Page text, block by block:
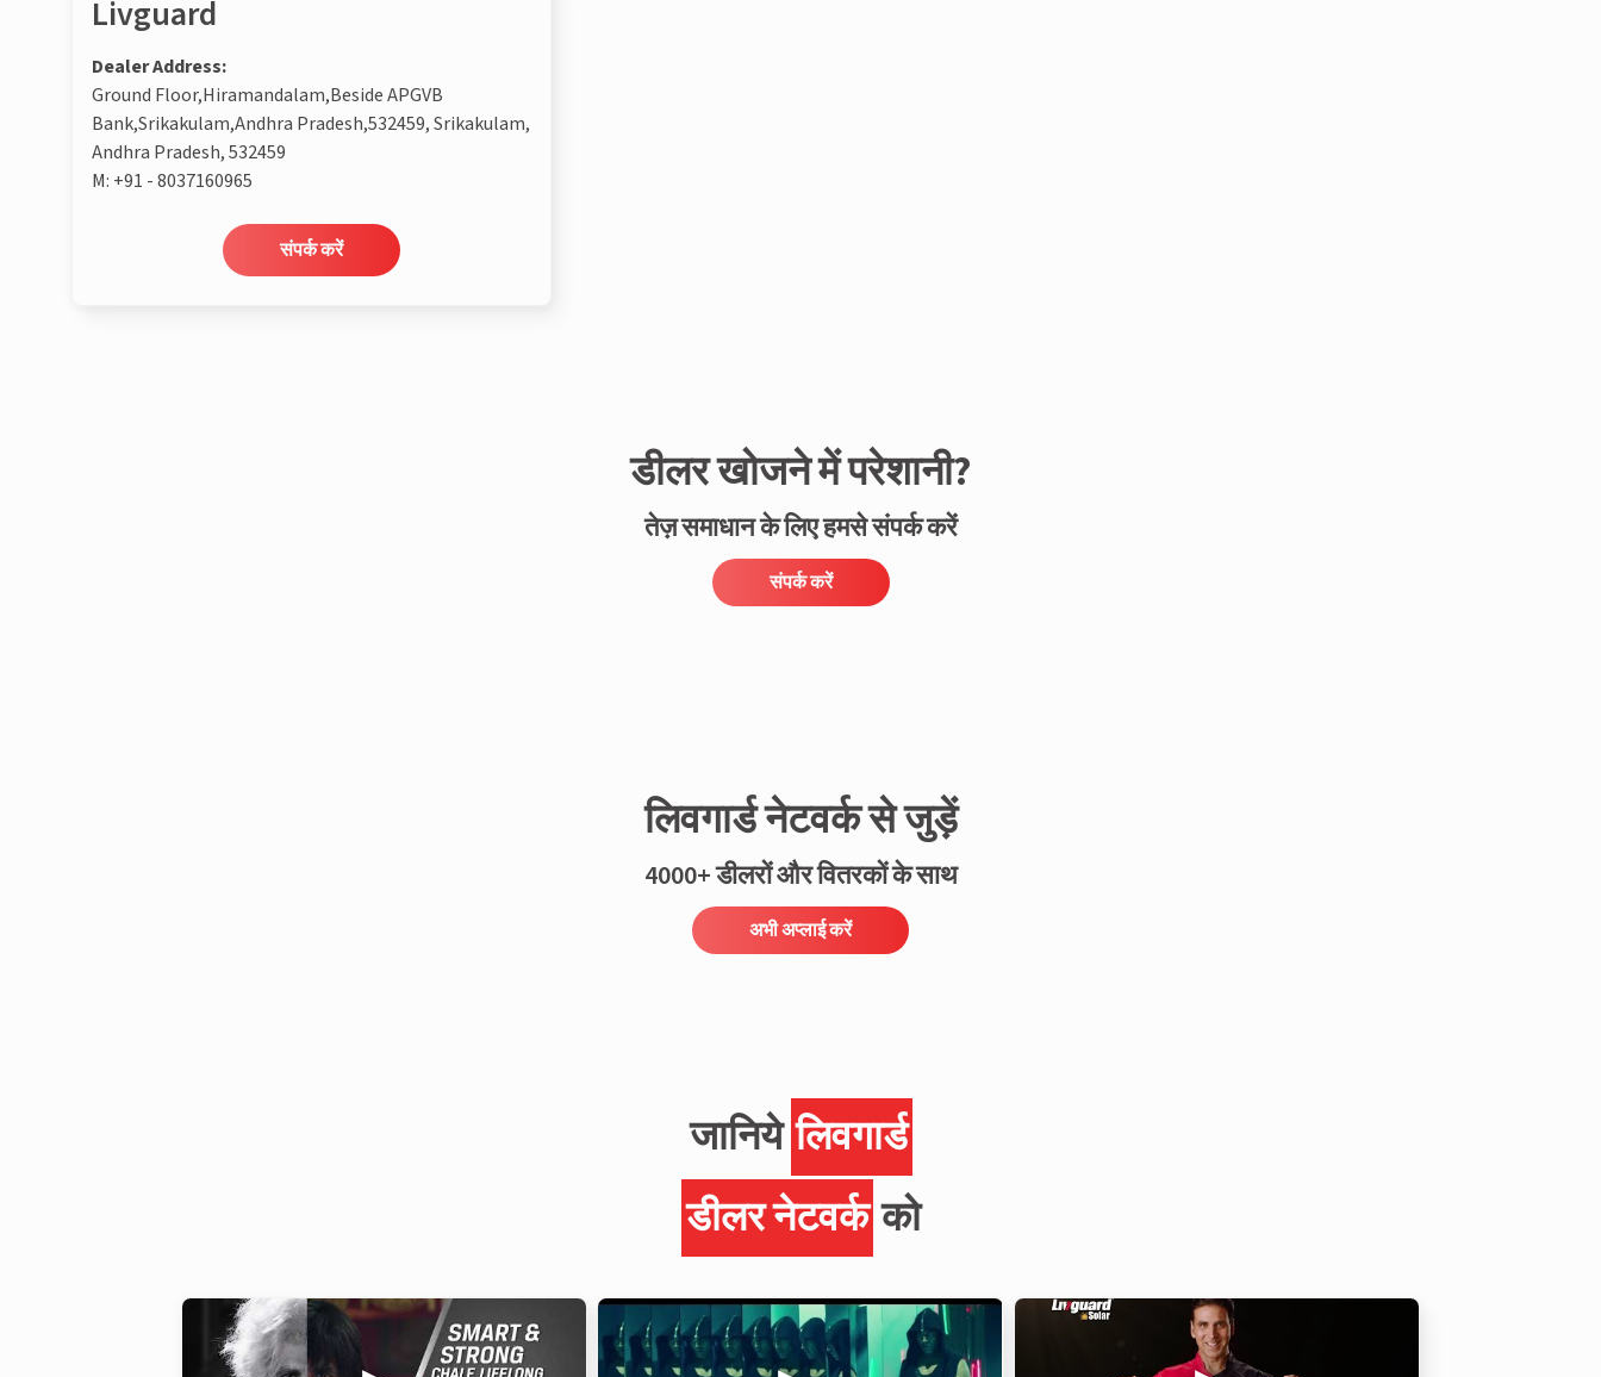
Livguard
Dealer Address:
Ground Floor,Hiramandalam,Beside APGVB
Bank,Srikakulam,Andhra Pradesh,532459, Srikakulam,
Andhra Pradesh, 532459
M: +91 - 8037160965
संपर्क करें
डीलर खोजने में परेशानी?
तेज़ समाधान के लिए हमसे संपर्क करें
संपर्क करें
लिवगार्ड नेटवर्क से जुड़ें
4000+ डीलरों और वितरकों के साथ
अभी अप्लाई करें
जानियेलिवगार्ड
डीलर नेटवर्क को